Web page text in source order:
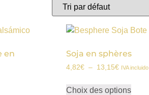
en
Soja en sphères
4,82€ – 13,15€ IVA incluido
Choix des options